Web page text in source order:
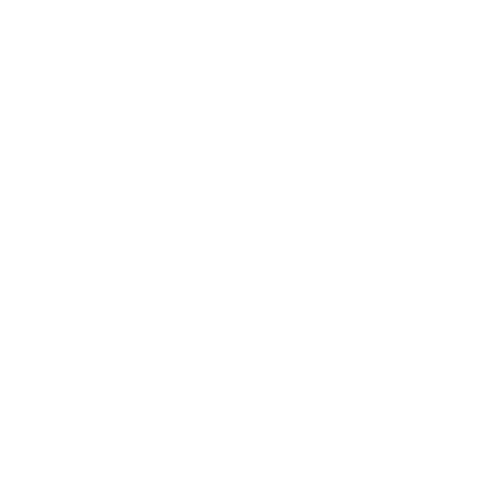
a zahradní domeček si tak vyzdobit.